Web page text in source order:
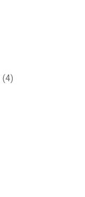
(4)